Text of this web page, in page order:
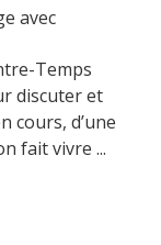
avec
Temps
discuter et
cours, d’une
fait vivre ...